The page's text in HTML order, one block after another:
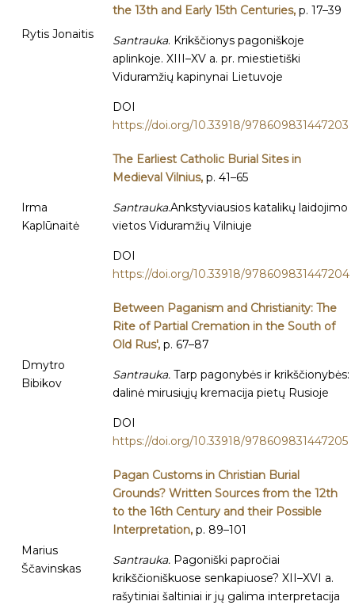
Rytis Jonaitis
the 13th and Early 15th Centuries, p. 17–39
Santrauka. Krikščionys pagoniškoje
aplinkoje. XIII–XV a. pr. miestietiški
Viduramžių kapinynai Lietuvoje
DOI
https://doi.org/10.33918/978609831447203
Irma
Kaplūnaitė
The Earliest Catholic Burial Sites in
Medieval Vilnius, p. 41–65
Santrauka.Ankstyviausios katalikų laidojimo
vietos Viduramžių Vilniuje
DOI
https://doi.org/10.33918/978609831447204
Dmytro
Bibikov
Between Paganism and Christianity: The
Rite of Partial Cremation in the South of
Old Rus', p. 67–87
Santrauka. Tarp pagonybės ir krikščionybės:
dalinė mirusiųjų kremacija pietų Rusioje
DOI
https://doi.org/10.33918/978609831447205
Marius
Ščavinskas
Pagan Customs in Christian Burial
Grounds? Written Sources from the 12th
to the 16th Century and their Possible
Interpretation, p. 89–101
Santrauka. Pagoniški papročiai
krikščioniškuose senkapiuose? XII–XVI a.
rašytiniai šaltiniai ir jų galima interpretacija